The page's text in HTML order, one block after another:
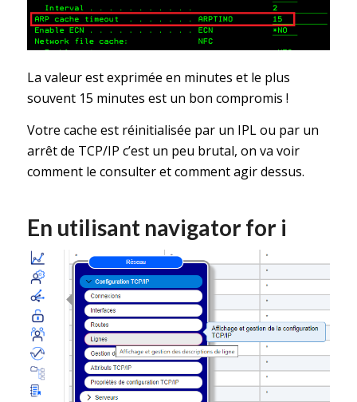
La valeur est exprimée en minutes et le plus
souvent 15 minutes est un bon compromis !
Votre cache est réinitialisée par un IPL ou par un
arrêt de TCP/IP c’est un peu brutal, on va voir
comment le consulter et comment agir dessus.
En utilisant navigator for i